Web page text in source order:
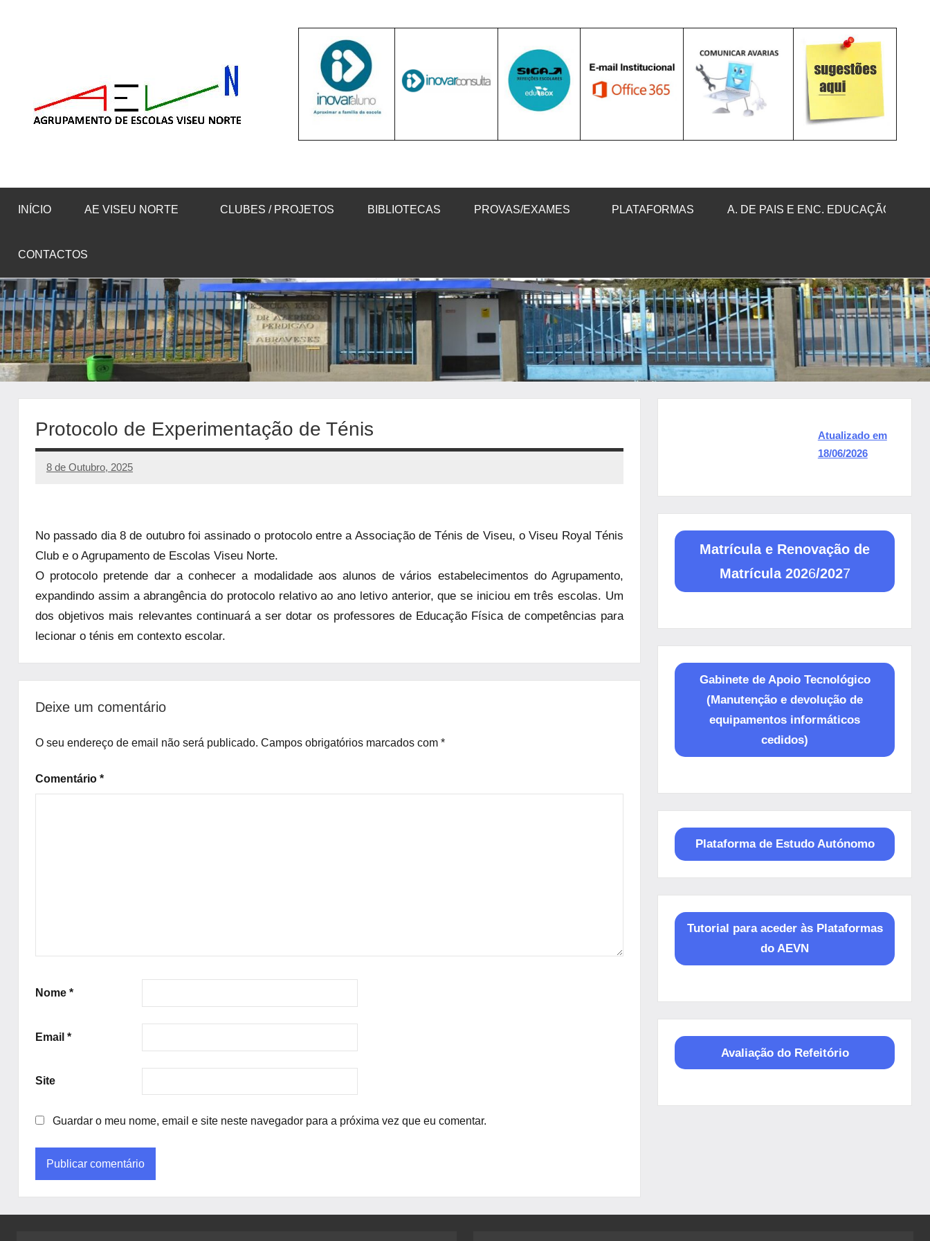
INÍCIO AE VISEU NORTE CLUBES / PROJETOS BIBLIOTECAS PROVAS/EXAMES PLATAFORMAS A. DE PAIS E ENC. EDUCAÇÃO
CONTACTOS
Protocolo de Experimentação de Ténis
8 de Outubro, 2025
manueljulio
Sem
No passado dia 8 de outubro foi assinado o protocolo entre a Associação de Ténis de Viseu, o Viseu Royal Ténis
Club e o Agrupamento de Escolas Viseu Norte.
O protocolo pretende dar a conhecer a modalidade aos alunos de vários estabelecimentos do Agrupamento,
expandindo assim a abrangência do protocolo relativo ao ano letivo anterior, que se iniciou em três escolas. Um
dos objetivos mais relevantes continuará a ser dotar os professores de Educação Física de competências para
lecionar o ténis em contexto escolar.
Deixe um comentário
O seu endereço de email não será publicado. Campos obrigatórios marcados com *
Comentário *
Nome *
Email *
Site
Guardar o meu nome, email e site neste navegador para a próxima vez que eu comentar.
Atualizado em
18/06/2026
Matrícula e Renovação de
Matrícula 2026/2027
Gabinete de Apoio Tecnológico
(Manutenção e devolução de
equipamentos informáticos
cedidos)
Plataforma de Estudo Autónomo
Tutorial para aceder às Plataformas
do AEVN
Avaliação do Refeitório